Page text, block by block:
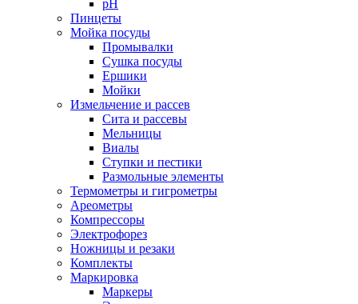
pH
Пинцеты
Мойка посуды
Промывалки
Сушка посуды
Ершики
Мойки
Измельчение и рассев
Сита и рассевы
Мельницы
Виалы
Ступки и пестики
Размольные элементы
Термометры и гигрометры
Ареометры
Компрессоры
Электрофорез
Ножницы и резаки
Комплекты
Маркировка
Маркеры